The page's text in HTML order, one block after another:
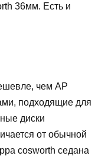
36мм. Есть и
чем AP
подходящие для
диски
от обычной
cosworth седана